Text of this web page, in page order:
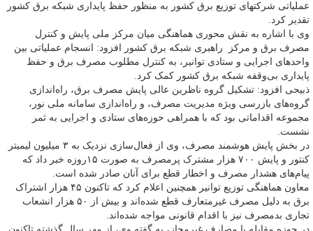
عملیاتی شرکتهای توزیع برق کشور به منظور حفظ پایداری شبکه برق کشور
تقدیر کرد.
وی با اشاره به نقش محوری هماهنگی میان مرکز ملی پایش و کنترل
مصرف برق و مرکز راهبری شبکه برق کشور افزود: انسجام عملیاتی بین
واحدهای اجرایی و ستادی توانیر، به کنترل مطلوب مصرف برق و حفظ
پایداری بی‌وقفه شبکه برق کشور کمک کرد.
ذبیحی افزود: تشکیل گروه ناظرین عالی پایش مصرف برق، راه‌اندازی
گروه‌های بازرسی ویژه مدیریت مصرف، و راه‌اندازی سامانه ملی نور،
مجموعه اقداماتی بود که با همراهی حوزه‌های ستادی و اجرایی به ثمر
نشست.
در بخش پایش هوشمند مصرف، وی از فعال‌سازی نزدیک به ۳ میلیون لیمیتر
کنتور و پایش ۷۰۰ هزار مشترک پرمصرف به صورت ۱۵‌روزه خبر داد که
پیام‌های هشدار مصرف و اخطار قطع برای آنان صادر شده است.
معاون هماهنگی توزیع توانیر همچنین اعلام کرد که تاکنون ۴۵ هزار اشتراک
برق به دلیل مصرف غیرمتعارف قطع شده‌اند و بیش از ۵۰ هزار انشعاب
تجاری بدمصرف نیز با اقدام قانونی مواجه شده‌اند.